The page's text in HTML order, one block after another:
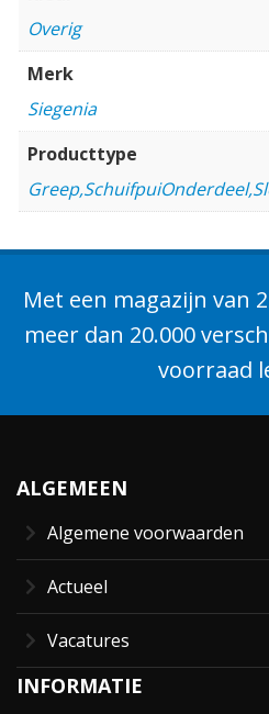
Overig
Merk
Siegenia
Producttype
Met een magazijn van
meer dan 20.000
voorraad
ALGEMEEN
Algemene voorwaarden
Actueel
Vacatures
INFORMATIE